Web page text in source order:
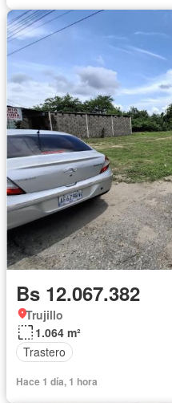
Bs 12.067.382
Trujillo
1.064 m²
Trastero
Hace 1 día, 1 hora